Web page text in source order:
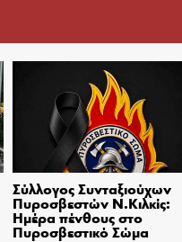
Σύλλογος Συνταξιούχων
Πυροσβεστών Ν.Κιλκίς:
Ημέρα πένθους στο
Πυροσβεστικό Σώμα